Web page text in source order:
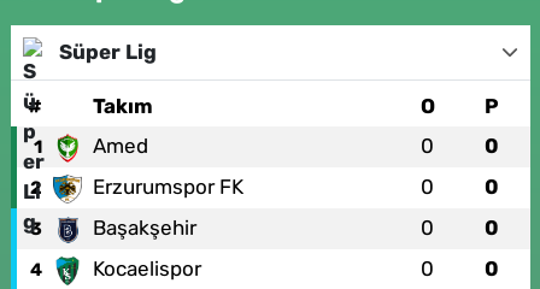
Süper Lig
# Takım O P
1 Amed 0 0
2 Erzurumspor FK 0 0
3 Başakşehir 0 0
4 Kocaelispor 0 0